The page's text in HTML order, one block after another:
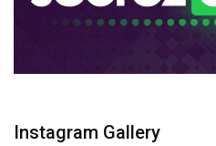
Instagram Gallery